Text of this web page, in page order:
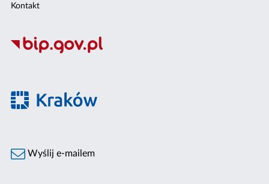
Kontakt
Wyślij e-mailem